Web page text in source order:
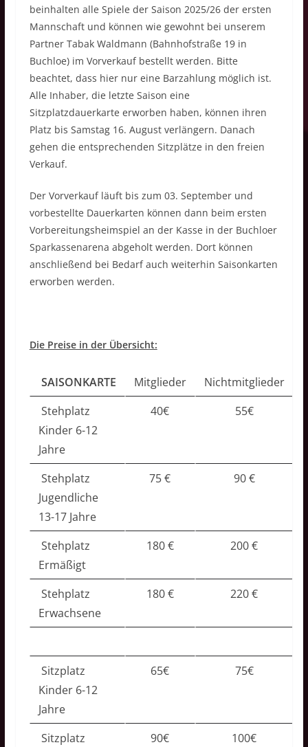
beinhalten alle Spiele der Saison 2025/26 der ersten
Mannschaft und können wie gewohnt bei unserem
Partner Tabak Waldmann (Bahnhofstraße 19 in
Buchloe) im Vorverkauf bestellt werden. Bitte
beachtet, dass hier nur eine Barzahlung möglich ist.
Alle Inhaber, die letzte Saison eine
Sitzplatzdauerkarte erworben haben, können ihren
Platz bis Samstag 16. August verlängern. Danach
gehen die entsprechenden Sitzplätze in den freien
Verkauf.
Der Vorverkauf läuft bis zum 03. September und
vorbestellte Dauerkarten können dann beim ersten
Vorbereitungsheimspiel an der Kasse in der Buchloer
Sparkassenarena abgeholt werden. Dort können
anschließend bei Bedarf auch weiterhin Saisonkarten
erworben werden.
Die Preise in der Übersicht:
SAISONKARTE Mitglieder
Nichtmitglieder
Stehplatz
Kinder 6-12
Jahre
40€ 55€
Stehplatz
Jugendliche
13-17 Jahre
75 € 90 €
Stehplatz
Ermäßigt
180 € 200 €
Stehplatz
Erwachsene
180 € 220 €
Sitzplatz
Kinder 6-12
Jahre
65€ 75€
Sitzplatz
90€ 100€